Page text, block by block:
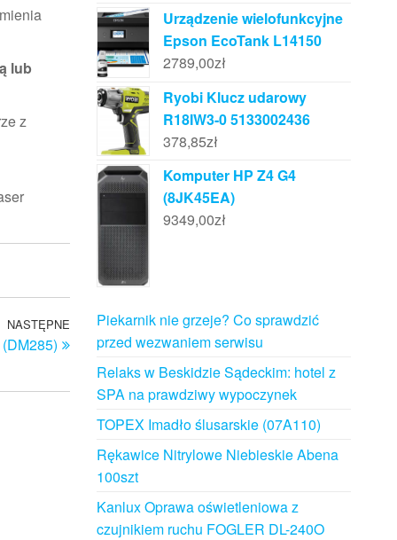
lub
z
Następny
wpis
NASTĘPNE
Urządzenie wielofunkcyjne
Epson EcoTank L14150
2789,00zł
Ryobi Klucz udarowy
R18IW3-0 5133002436
378,85zł
Komputer HP Z4 G4
(8JK45EA)
9349,00zł
Piekarnik nie grzeje? Co sprawdzić
przed wezwaniem serwisu
Relaks w Beskidzie Sądeckim: hotel z
SPA na prawdziwy wypoczynek
TOPEX Imadło ślusarskie (07A110)
Rękawice Nitrylowe Niebieskie Abena
100szt
Kanlux Oprawa oświetleniowa z
czujnikiem ruchu FOGLER DL-240O